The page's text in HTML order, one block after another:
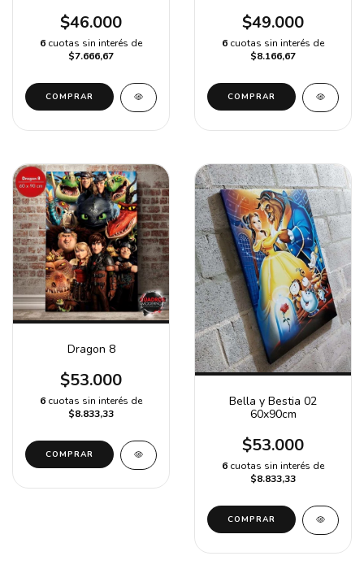
$46.000
6 cuotas sin interés de
$7.666,67
$49.000
6 cuotas sin interés de
$8.166,67
Dragon 8
$53.000
6 cuotas sin interés de
$8.833,33
Bella y Bestia 02
60x90cm
$53.000
6 cuotas sin interés de
$8.833,33